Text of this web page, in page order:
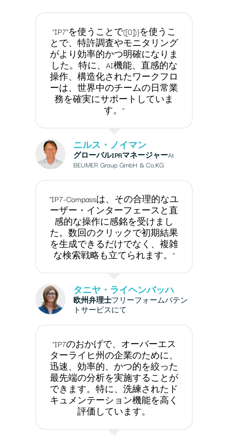
"IP7"を使うことで([0])}を使うこ
とで、特許調査やモニタリング
がより効率的かつ明確になりま
した。特に、AI機能、直感的な
操作、構造化されたワークフロ
ーは、世界中のチームの日常業
務を確実にサポートしていま
す。"
ニルス・ノイマン
グローバルIPRマネージャーAt
BEUMER Group GmbH & Co.KG
"IP7-Compassは、その合理的なユ
ーザー・インターフェースと直
感的な操作に感銘を受けまし
た。数回のクリックで初期結果
を生成できるだけでなく、複雑
な検索戦略も立てられます。"
タニヤ・ライヘンバッハ
欧州弁理士フリーフォームパテン
トサービスにて
"IP7のおかげで、オーバーエス
ターライヒ州の企業のために、
迅速、効率的、かつ的を絞った
最先端の分析を実施することが
できます。特に、洗練されたド
キュメンテーション機能を高く
評価しています。